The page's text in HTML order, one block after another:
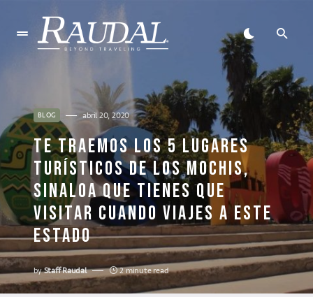
BLOG abril 20, 2020
TE TRAEMOS LOS 5 LUGARES
TURÍSTICOS DE LOS MOCHIS,
SINALOA QUE TIENES QUE
VISITAR CUANDO VIAJES A ESTE
ESTADO
byStaff Raudal 2 minute read